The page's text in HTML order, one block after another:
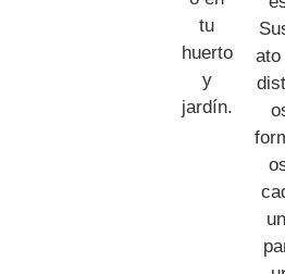
tu
huerto
y
jardín.
ato